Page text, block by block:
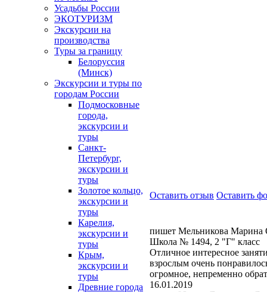
Усадьбы России
ЭКОТУРИЗМ
Экскурсии на
производства
Туры за границу
Белоруссия
(Минск)
Экскурсии и туры по
городам России
Подмосковные
города,
экскурсии и
туры
Санкт-
Петербург,
экскурсии и
туры
Золотое кольцо,
экскурсии и
туры
Карелия,
экскурсии и
туры
Крым,
экскурсии и
туры
Древние города
Оставить отзыв Оставить
пишет Мельникова Марина
Школа № 1494, 2 "Г" класс
Отличное интересное
взрослым очень
огромное, непременно
16.01.2019